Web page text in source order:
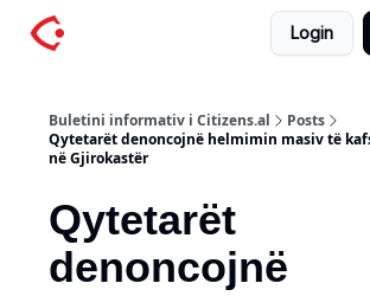
Login
Buletini informativ i Citizens.al
Posts
Qytetarët denoncojnë helmimin masiv të
në Gjirokastër
Qytetarët
denoncojnë